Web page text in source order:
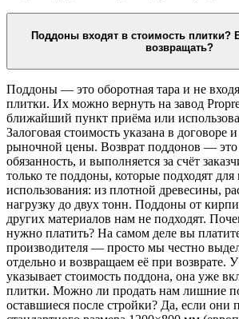
Поддоны входят в стоимость плитки?
возвращать?
Поддоны — это оборотная тара и не
плитки. Их можно вернуть на завод
ближайший пункт приёма или
Залоговая стоимость указана в договоре
рыночной цены. Возврат поддонов — это
обязанность, и выполняется за счёт
только те поддоны, которые подходят для
использования: из плотной древесины,
нагрузку до двух тонн. Поддоны от
других материалов нам не подходят.
нужно платить? На самом деле вы
производителя — просто мы честно
отдельно и возвращаем её при возврате.
указывает стоимость поддона, она уже
плитки. Можно ли продать нам лишние
оставшиеся после стройки? Да, если они